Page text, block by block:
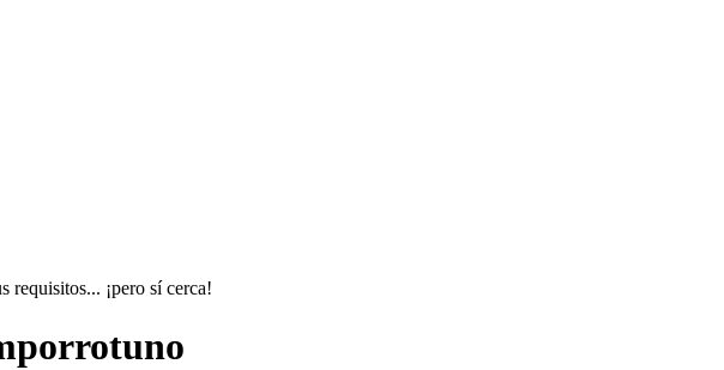
requisitos... ¡pero sí cerca!